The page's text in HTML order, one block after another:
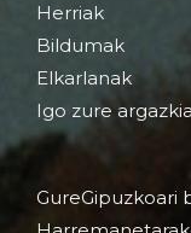
Herriak
Bildumak
Elkarlanak
Igo zure argazkia
GureGipuzkoari